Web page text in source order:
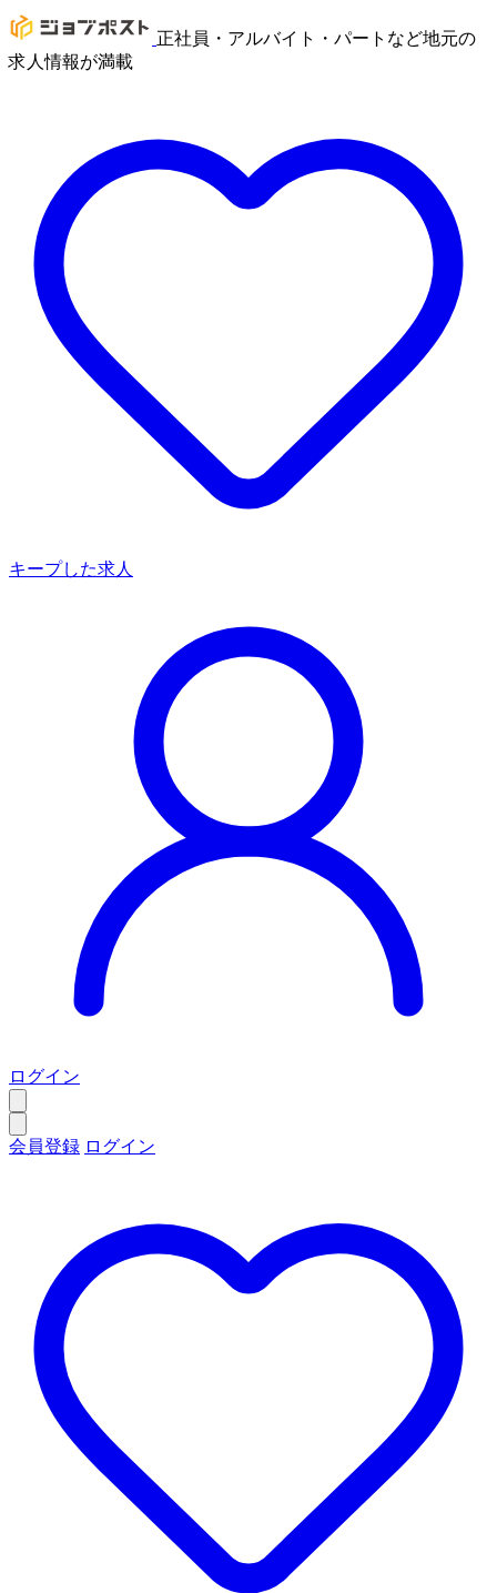
正社員・アルバイト・パートなど地元の
求人情報が満載
キープした求人
ログイン
会員登録 ログイン